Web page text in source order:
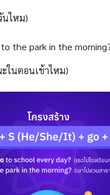
นไหม)
to the park in the
ในตอนเช้าไหม)